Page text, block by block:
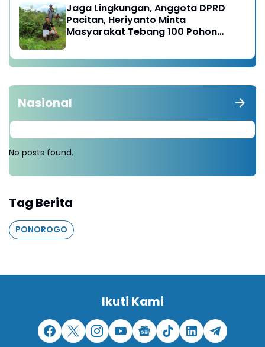
Jaga Lingkungan, Anggota DPRD
Pacitan, Heriyanto Minta
Masyarakat Tebang 100 Pohon
Nasional
No posts found.
Tag Berita
PONOROGO
Ikuti Kami